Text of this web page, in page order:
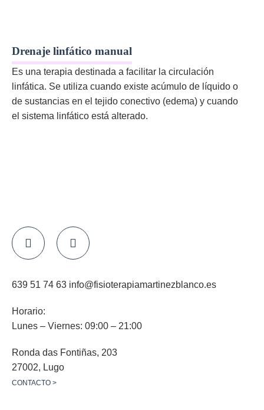
Drenaje linfático manual
Es una terapia destinada a facilitar la circulación
linfática. Se utiliza cuando existe acúmulo de líquido o
de sustancias en el tejido conectivo (edema) y cuando
el sistema linfático está alterado.
Ronda das Fontiñas, 203
27002, Lugo
Horario:
Lunes – Viernes: 09:00 – 21:00
639 51 74 63 info@fisioterapiamartinezblanco.es
CONTACTO >